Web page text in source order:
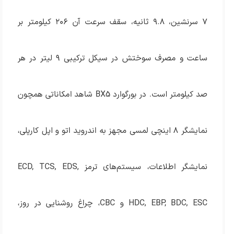
۷ سرنشین، ۹.۸ ثانیه، سقف سرعت آن ۲۰۶ کیلومتر بر
ساعت و مصرف سوختش در سیکل ترکیبی ۹ لیتر در هر
صد کیلومتر است. در بورگوارد BX5 شاهد امکاناتی همچون
نمایشگر ۸ اینچی لمسی مجهز به اندروید اتو و اپل کارپلی،
نمایشگر اطلاعات، سیستم‌های ترمز ECD, TCS, EDS,
HDC, EBP, BDC, ESC و CBC، چراغ روشنایی در روز،